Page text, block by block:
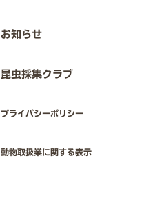
お知らせ
昆虫採集クラブ
プライバシーポリシー
動物取扱業に関する表示